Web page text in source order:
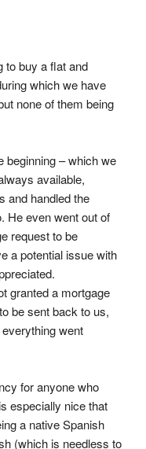
to buy a flat and
which we have
none of them being
beginning – which we
available,
and handled the
He even went out of
request to be
a potential issue with
granted a mortgage
be sent back to us,
went
for anyone who
especially nice that
a native Spanish
(which is needless to